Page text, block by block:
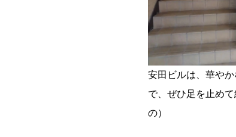
安田ビルは、華や
で、ぜひ足を止め
の）